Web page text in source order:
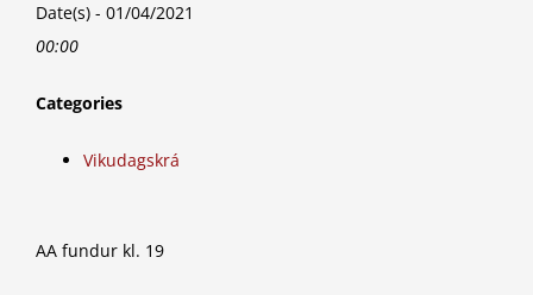
Date(s) - 01/04/2021
00:00
Categories
Vikudagskrá
AA fundur kl. 19